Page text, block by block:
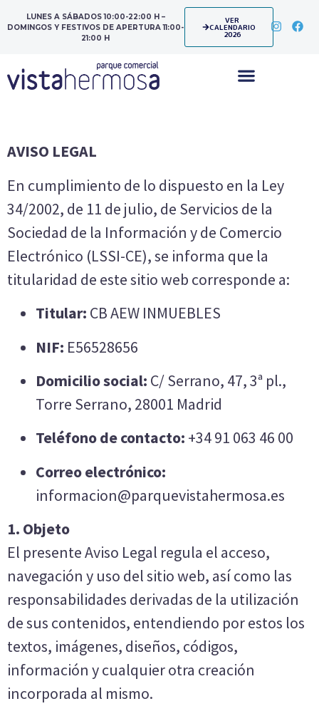
LUNES A SÁBADOS 10:00-22:00 H –
DOMINGOS Y FESTIVOS DE APERTURA 11:00-
21:00 H
VER
CALENDARIO
2026
AVISO LEGAL
En cumplimiento de lo dispuesto en la Ley
34/2002, de 11 de julio, de Servicios de la
Sociedad de la Información y de Comercio
Electrónico (LSSI-CE), se informa que la
titularidad de este sitio web corresponde a:
Titular: CB AEW INMUEBLES
NIF: E56528656
Domicilio social: C/ Serrano, 47, 3ª pl.,
Torre Serrano, 28001 Madrid
Teléfono de contacto: +34 91 063 46 00
Correo electrónico:
informacion@parquevistahermosa.es
1. Objeto
El presente Aviso Legal regula el acceso,
navegación y uso del sitio web, así como las
responsabilidades derivadas de la utilización
de sus contenidos, entendiendo por estos los
textos, imágenes, diseños, códigos,
información y cualquier otra creación
incorporada al mismo.